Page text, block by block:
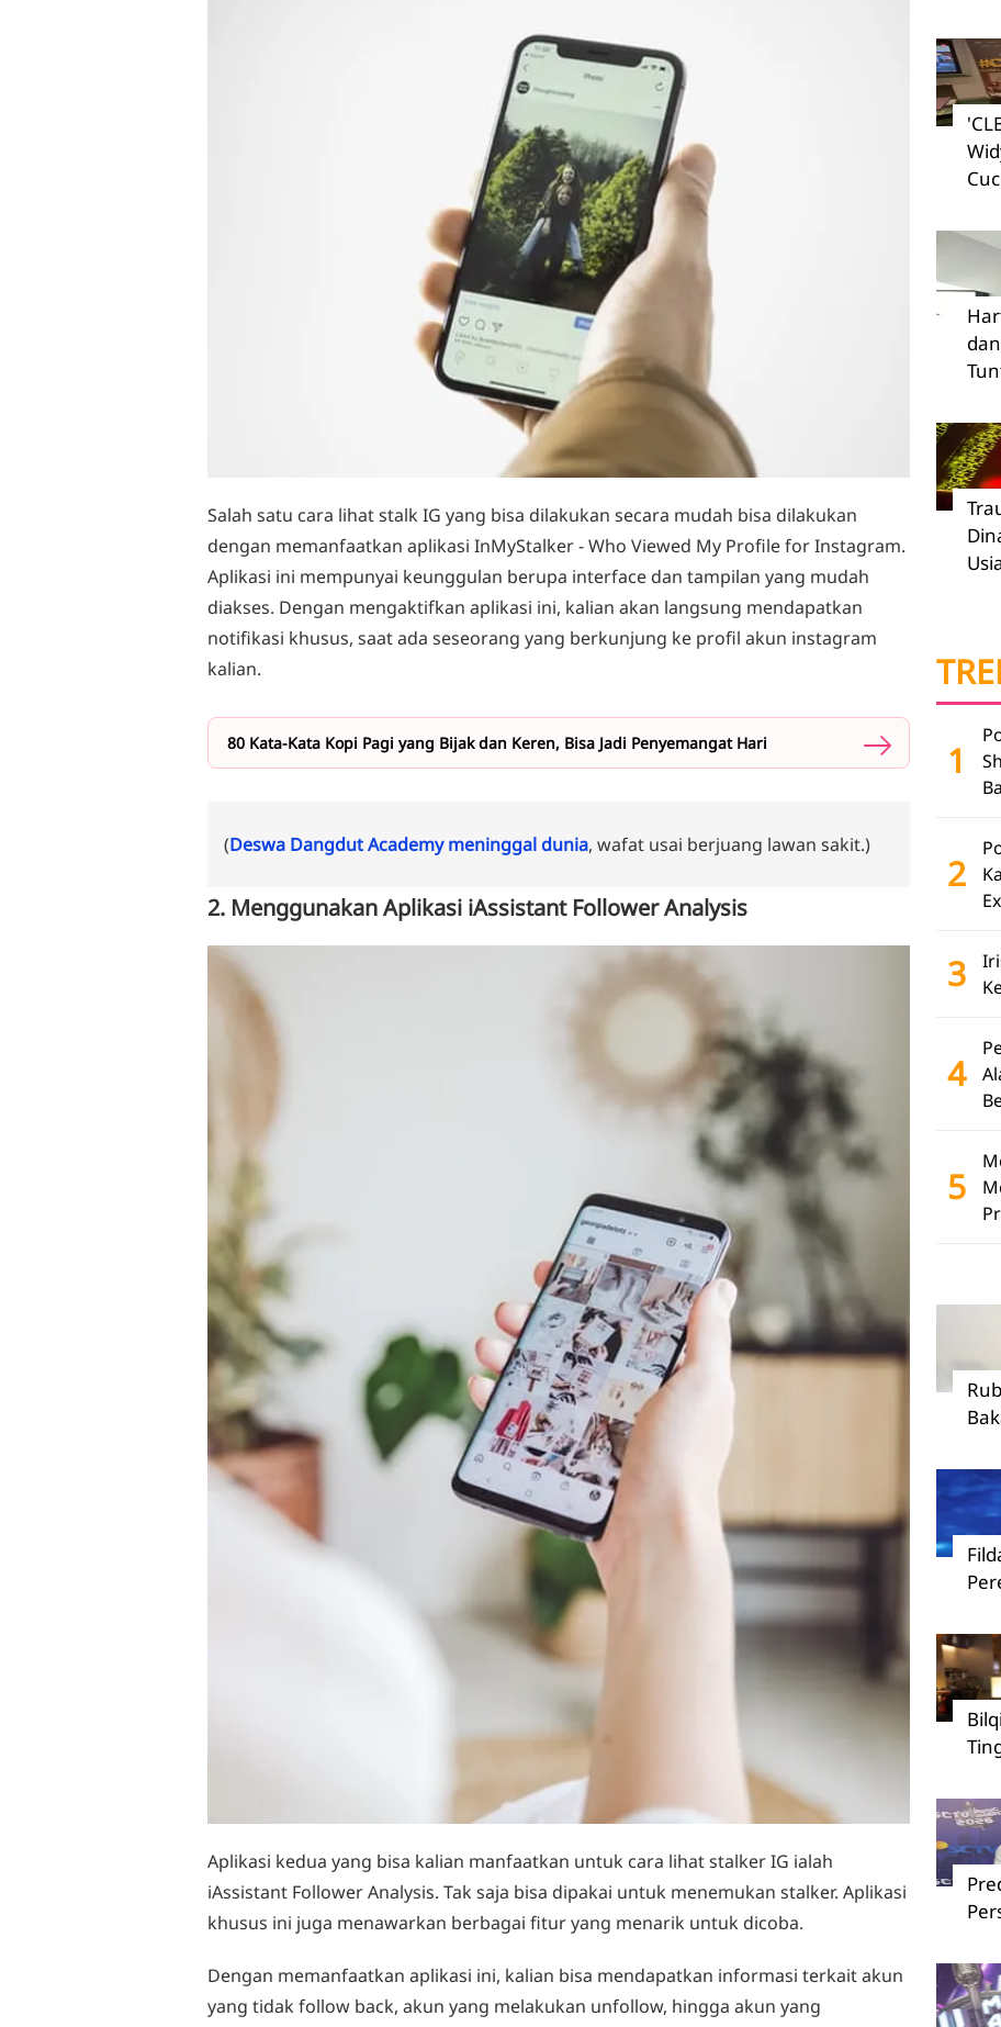
Salah satu cara lihat stalk IG yang bisa dilakukan secara mudah bisa dilakukan
dengan memanfaatkan aplikasi InMyStalker - Who Viewed My Profile for Instagram.
Aplikasi ini mempunyai keunggulan berupa interface dan tampilan yang mudah
diakses. Dengan mengaktifkan aplikasi ini, kalian akan langsung mendapatkan
notifikasi khusus, saat ada seseorang yang berkunjung ke profil akun instagram
kalian.
80 Kata-Kata Kopi Pagi yang Bijak dan Keren, Bisa Jadi Penyemangat Hari
(Deswa Dangdut Academy meninggal dunia, wafat usai berjuang lawan sakit.)
2. Menggunakan Aplikasi iAssistant Follower Analysis
Aplikasi kedua yang bisa kalian manfaatkan untuk cara lihat stalker IG ialah
iAssistant Follower Analysis. Tak saja bisa dipakai untuk menemukan stalker. Aplikasi
khusus ini juga menawarkan berbagai fitur yang menarik untuk dicoba.
Dengan memanfaatkan aplikasi ini, kalian bisa mendapatkan informasi terkait akun
yang tidak follow back, akun yang melakukan unfollow, hingga akun yang
1
2
3
4
5